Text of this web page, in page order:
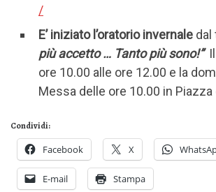
/
E’ iniziato l’oratorio invernale dal
più accetto … Tanto più sono!”Il
ore 10.00 alle ore 12.00 e la
Messa delle ore 10.00 in
Condividi:
Facebook X
E-mail Stampa